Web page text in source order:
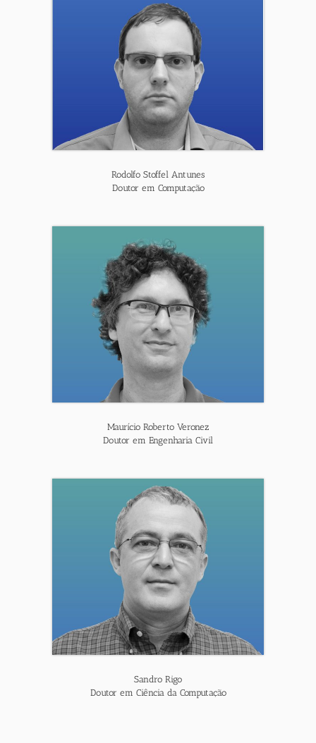
Rodolfo Stoffel Antunes
Doutor em Computação
Maurício Roberto Veronez
Doutor em Engenharia Civil
Sandro Rigo
Doutor em Ciência da Computação